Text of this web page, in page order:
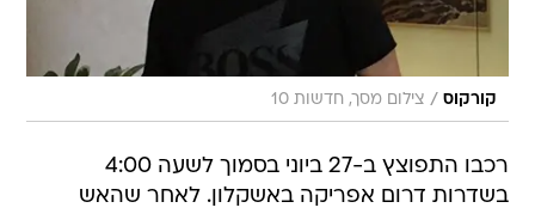
קורקוס / צילום מסך, חדשות 10
רכבו התפוצץ ב-27 ביוני בסמוך לשעה 4:00
בשדרות דרום אפריקה באשקלון. לאחר שהאש